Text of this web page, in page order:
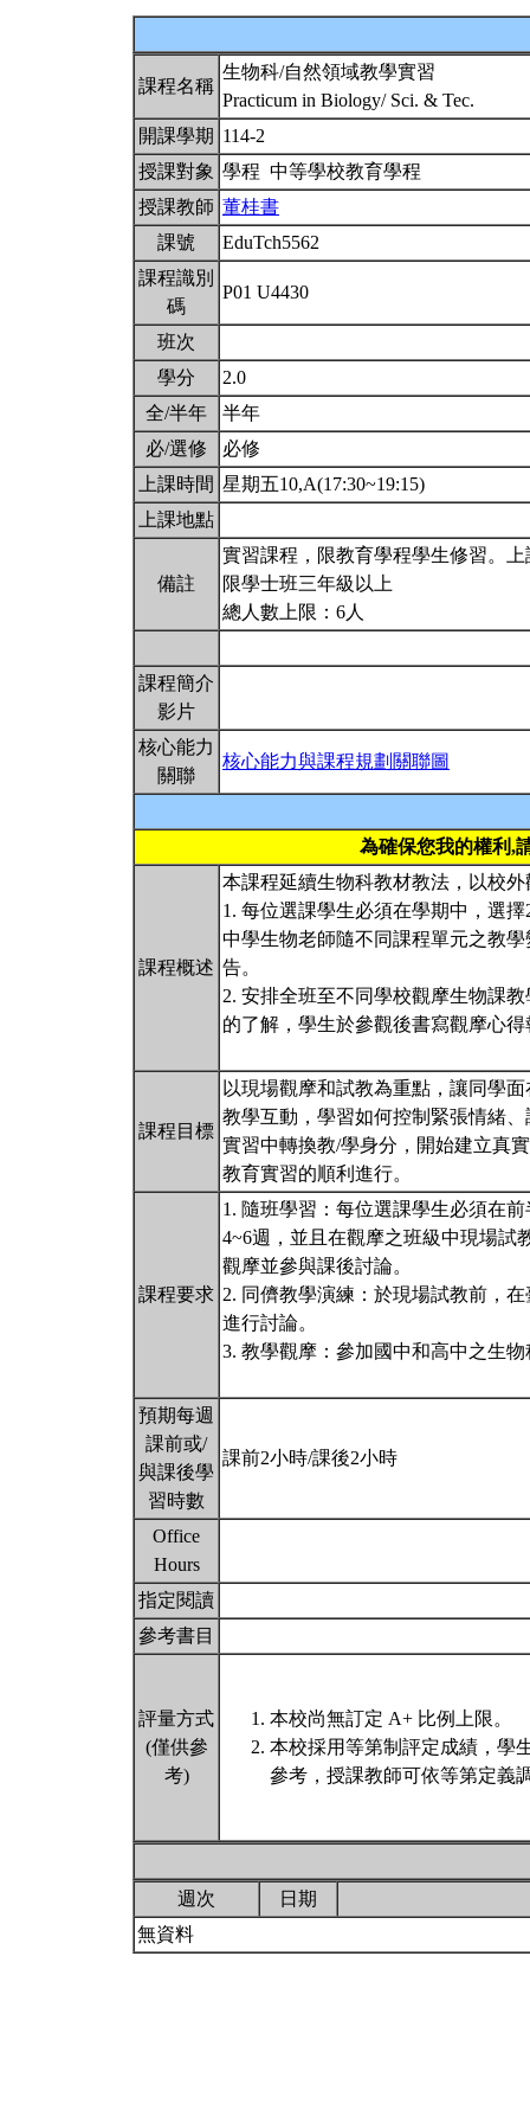
課程名稱
生物科/自然領域教學實習
Practicum in Biology/ Sci. & Tec.
開課學期 114-2
授課對象 學程 中等學校教育學程
授課教師 董桂書
課號
EduTch5562
課程識別
碼
P01 U4430
班次
學分
2.0
全/半年
半年
必/選修
必修
上課時間 星期五10,A(17:30~19:15)
上課地點
備註
實習課程，限教育學程學生修習。
限學士班三年級以上
總人數上限：6人
課程簡介
影片
核心能力
關聯
核心能力與課程規劃關聯圖
為確保您我的權利,
課程概述
本課程延續生物科教材教法，以校
1. 每位選課學生必須在學期中，選
中學生物老師隨不同課程單元之教
告。
2. 安排全班至不同學校觀摩生物課
的了解，學生於參觀後書寫觀摩心得
課程目標
以現場觀摩和試教為重點，讓同學
教學互動，學習如何控制緊張情緒
實習中轉換教/學身分，開始建立真
教育實習的順利進行。
課程要求
1. 隨班學習：每位選課學生必須在
4~6週，並且在觀摩之班級中現場試
觀摩並參與課後討論。
2. 同儕教學演練：於現場試教前，
進行討論。
3. 教學觀摩：參加國中和高中之生
預期每週
課前或/
與課後學
習時數
課前2小時/課後2小時
Office
Hours
指定閱讀
參考書目
評量方式
(僅供參
考)
本校尚無訂定 A+ 比例上限。
本校採用等第制評定成績，學
參考，授課教師可依等第定義
週次
日期
無資料